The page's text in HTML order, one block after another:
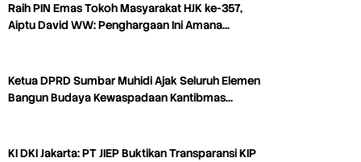
Raih PIN Emas Tokoh Masyarakat HJK ke-357,
Aiptu David WW: Penghargaan Ini Amana…
Ketua DPRD Sumbar Muhidi Ajak Seluruh Elemen
Bangun Budaya Kewaspadaan Kantibmas…
KI DKI Jakarta: PT JIEP Buktikan Transparansi KIP